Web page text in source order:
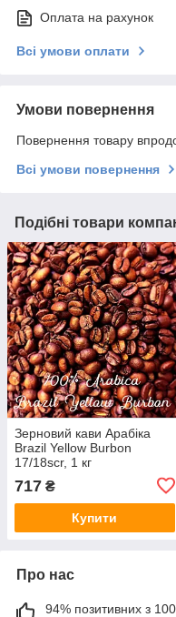
Оплата на рахунок
Всі умови оплати
Умови повернення
Повернення товару
Всі умови повернення
Подібні товари
Зерновий кави Арабіка
Brazil Yellow Burbon
17/18scr, 1 кг
717 ₴
Купити
Про нас
94% позитивних з